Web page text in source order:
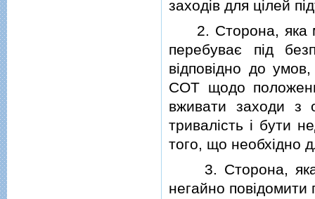
заходiв для цiлей
2. Сторона, яка
перебуває пiд
вiдповiдно до
СОТ щодо
вживати заходи з
тривалiсть i бути
того, що необхiдно
3. Сторона, яка
негайно